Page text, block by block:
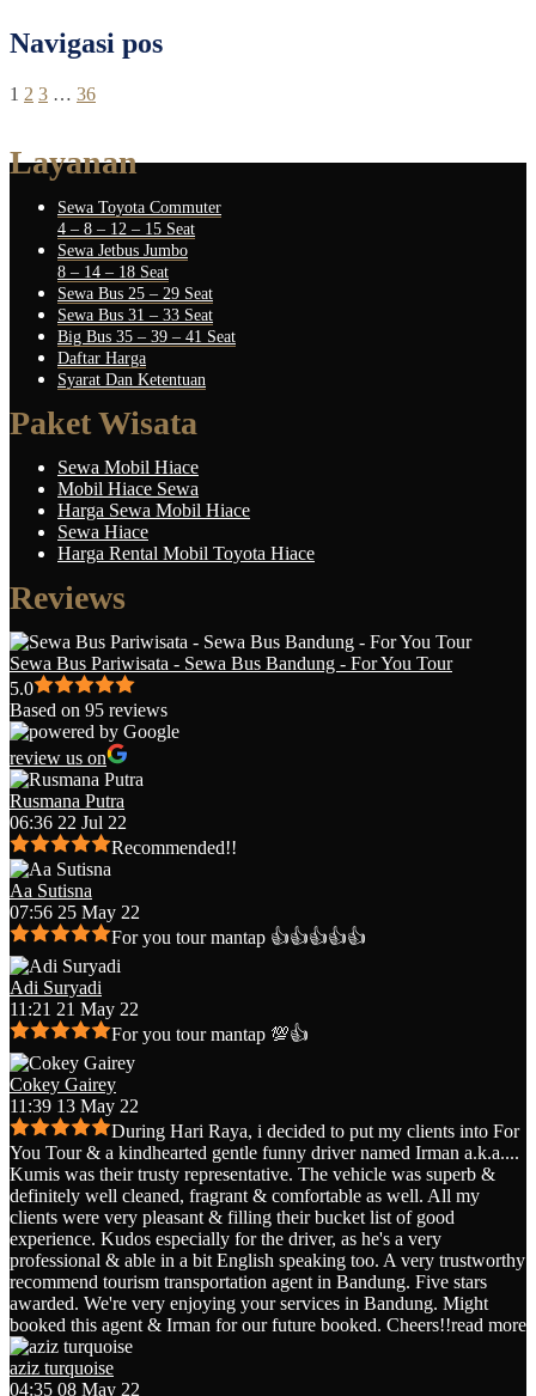
Navigasi pos
1 2 3 … 36
Layanan
Sewa Toyota Commuter
4 – 8 – 12 – 15 Seat
Sewa Jetbus Jumbo
8 – 14 – 18 Seat
Sewa Bus 25 – 29 Seat
Sewa Bus 31 – 33 Seat
Big Bus 35 – 39 – 41 Seat
Daftar Harga
Syarat Dan Ketentuan
Paket Wisata
Sewa Mobil Hiace
Mobil Hiace Sewa
Harga Sewa Mobil Hiace
Sewa Hiace
Harga Rental Mobil Toyota Hiace
Reviews
Sewa Bus Pariwisata - Sewa Bus Bandung - For You Tour
5.0
Based on 95 reviews
review us on
Rusmana Putra
06:36 22 Jul 22
Recommended!!
Aa Sutisna
07:56 25 May 22
For you tour mantap 👍👍👍👍👍
Adi Suryadi
11:21 21 May 22
For you tour mantap 💯👍
Cokey Gairey
11:39 13 May 22
During Hari Raya, i decided to put my clients into For
You Tour & a kindhearted gentle funny driver named Irman a.k.a....
Kumis was their trusty representative. The vehicle was superb &
definitely well cleaned, fragrant & comfortable as well. All my
clients were very pleasant & filling their bucket list of good
experience. Kudos especially for the driver, as he's a very
professional & able in a bit English speaking too. A very trustworthy
recommend tourism transportation agent in Bandung. Five stars
awarded. We're very enjoying your services in Bandung. Might
booked this agent & Irman for our future booked. Cheers!!read more
aziz turquoise
04:35 08 May 22